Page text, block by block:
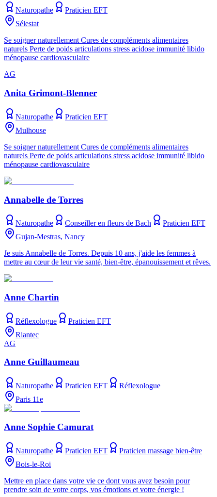
Naturopathe
Praticien EFT
Sélestat
Se soigner naturellement Cures de compléments alimentaires
naturels Perte de poids articulations stress acidose immunité libido
ménopause cardiovasculaire
AG
Anita Grimont-Blenner
Naturopathe
Praticien EFT
Mulhouse
Se soigner naturellement Cures de compléments alimentaires
naturels Perte de poids articulations stress acidose immunité libido
ménopause cardiovasculaire
Annabelle de Torres
Naturopathe Conseiller en fleurs de Bach
Praticien EFT
Gujan-Mestras, Nancy
Je suis Annabelle de Torres. Depuis 10 ans, j'aide les femmes à
mettre au cœur de leur vie santé, bien-être, épanouissement et rêves.
Anne Chartin
Réflexologue
Praticien EFT
Riantec
AG
Anne Guillaumeau
Naturopathe Praticien EFT
Réflexologue
Paris 11e
Anne Sophie Camurat
Naturopathe Praticien EFT
Praticien massage bien-être
Bois-le-Roi
Mettre en place dans votre vie ce dont vous avez besoin pour
prendre soin de votre corps, vos émotions et votre énergie !